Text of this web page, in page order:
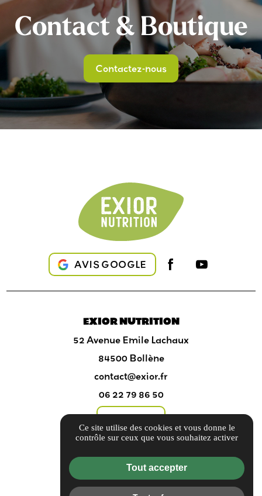
Contact & Boutique
Contactez-nous
AVIS GOOGLE
EXIOR NUTRITION
52 Avenue Emile Lachaux
84500 Bollène
contact@exior.fr
06 22 79 86 50
Informations complémentaires
Mentions légales
Politique de confidentialité
Ce site utilise des cookies et vous donne le
contrôle sur ceux que vous souhaitez activer
Tout accepter